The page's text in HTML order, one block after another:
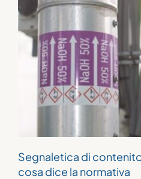
Segnaletica di
cosa dice la normativa